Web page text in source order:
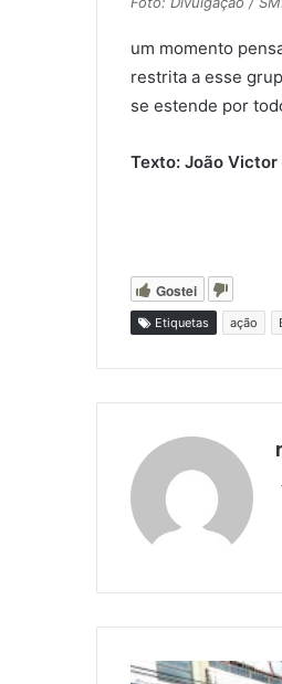
um momento
restrita a esse
se estende por
Texto: João Victor
Gostei
Etiquetas ação